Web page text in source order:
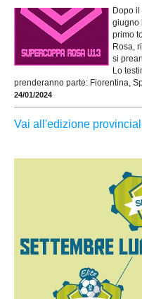
Dopo
giugno
primo
Rosa,
si
Lo
prenderanno parte: Fiorentina,
24/01/2024
Vai all'edizione